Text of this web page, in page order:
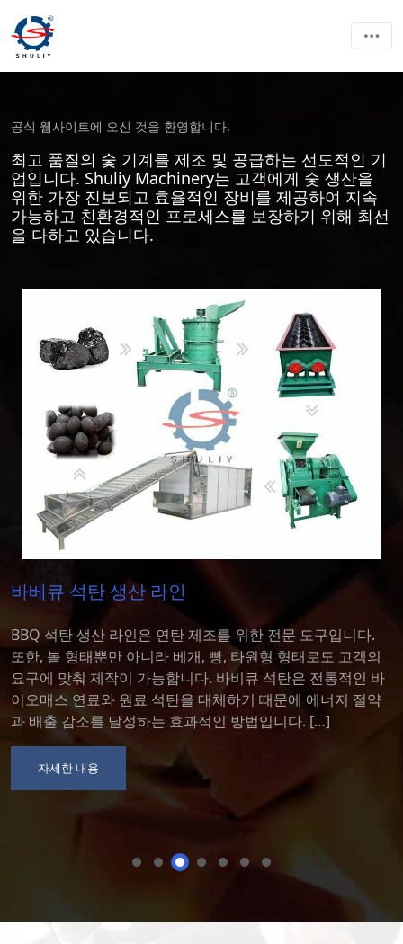
공식 웹사이트에 오신 것을 환영합니다.
최고 품질의 숯 기계를 제조 및 공급하는 선도적인 기
업입니다. Shuliy Machinery는 고객에게 숯 생산을
위한 가장 진보되고 효율적인 장비를 제공하여 지속
가능하고 친환경적인 프로세스를 보장하기 위해 최선
을 다하고 있습니다.
숯불 연탄 생산 라인
숯 연탄 생산 라인은 바비큐 숯, 시샤 숯, 석탄, 톱밥 숯, 코코
넛 숯 등을 제조하는 공장입니다. 그리고 숯 제조기의 원료는
대나무, 통나무, 코코넛 껍질, 왕겨, 톱밥 등 다양할 수 있습니
다. 등. 따라서 목탄 성형기 생산 라인에 투자하는 고객은 너
무 걱정할 필요가 없습니다 [...]
자세한 내용